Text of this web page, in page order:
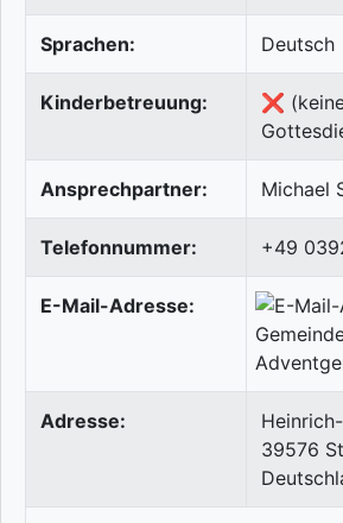
Sprachen: Deutsch
Kinderbetreuung:
❌
Ansprechpartner: Michael
Telefonnummer: +49
E-Mail-Adresse:
Adresse:
39576